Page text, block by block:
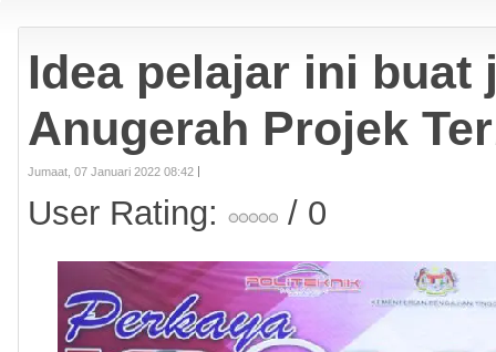
Idea pelajar ini buat
Anugerah Projek
Jumaat, 07 Januari 2022 08:42
User Rating: / 0